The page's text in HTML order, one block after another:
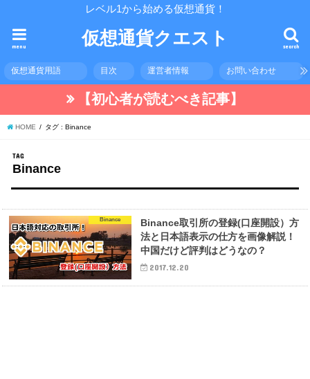
レベル1から始める仮想通貨！
仮想通貨クエスト search
menu
仮想通貨用語 目次 運営者情報 お問い合わせ
【初心者が読むべき記事】
HOME タグ : Binance
TAG
Binance
Binance
Binance取引所の登録(口座開設）方
法と日本語表示の仕方を画像解説！
中国だけど評判はどうなの？
2017.12.20